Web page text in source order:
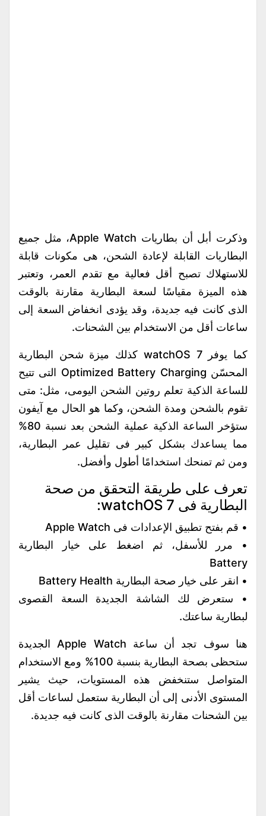
وذكرت أبل أن بطاريات Apple Watch، مثل جميع
البطاريات القابلة لإعادة الشحن، هى مكونات قابلة
للاستهلاك تصبح أقل فعالية مع تقدم العمر، وتعتبر
هذه الميزة مقياسًا لسعة البطارية مقارنة بالوقت
الذى كانت فيه جديدة، وقد يؤدى انخفاض السعة إلى
ساعات أقل من الاستخدام بين الشحنات.
كما يوفر watchOS 7 كذلك ميزة شحن البطارية
المحسّن Optimized Battery Charging التى تتيح
للساعة الذكية تعلم روتين الشحن اليومى، مثل: متى
تقوم بالشحن ومدة الشحن، وكما هو الحال مع آيفون
ستؤخر الساعة الذكية عملية الشحن بعد نسبة 80%
مما يساعدك بشكل كبير فى تقليل عمر البطارية،
ومن ثم تمنحك استخدامًا أطول وأفضل.
تعرف على طريقة التحقق من صحة
البطارية فى watchOS 7:
• قم بفتح تطبيق الإعدادات فى Apple Watch
• مرر للأسفل، ثم اضغط على خيار البطارية
Battery
• انقر على خيار صحة البطارية Battery Health
• ستعرض لك الشاشة الجديدة السعة القصوى
لبطارية ساعتك.
هنا سوف تجد أن ساعة Apple Watch الجديدة
ستحظى بصحة البطارية بنسبة 100% ومع الاستخدام
المتواصل ستنخفض هذه المستويات، حيث يشير
المستوى الأدنى إلى أن البطارية ستعمل لساعات أقل
بين الشحنات مقارنة بالوقت الذى كانت فيه جديدة.